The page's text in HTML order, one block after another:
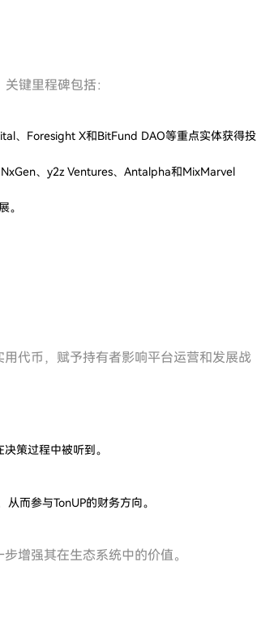
键里程碑包括：
、Foresight X和BitFund DAO等重点实体获得投
、y2z Ventures、Antalpha和MixMarvel
。
代币，赋予持有者影响平台运营和发展战
策过程中被听到。
而参与TonUP的财务方向。
增强其在生态系统中的价值。